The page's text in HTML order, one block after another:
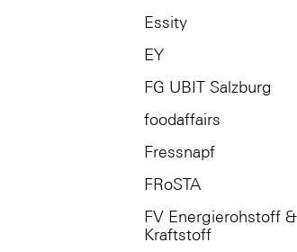
Essity
EY
FG UBIT Salzburg
foodaffairs
Fressnapf
FRoSTA
FV Energierohstoff &
Kraftstoff